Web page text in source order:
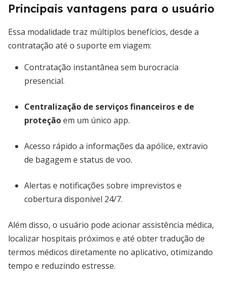
Principais vantagens para o usuário
Essa modalidade traz múltiplos benefícios, desde a
contratação até o suporte em viagem:
Contratação instantânea sem burocracia
presencial.
Centralização de serviços financeiros e de
proteçãoem um único app.
Acesso rápido a informações da apólice, extravio
de bagagem e status de voo.
Alertas e notificações sobre imprevistos e
cobertura disponível 24/7.
Além disso, o usuário pode acionar assistência médica,
localizar hospitais próximos e até obter tradução de
termos médicos diretamente no aplicativo, otimizando
tempo e reduzindo estresse.